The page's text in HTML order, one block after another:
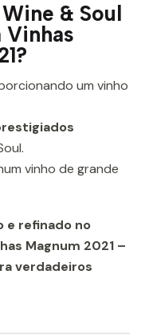
& Soul
Vinhas
um vinho
vinho de grande
e refinado no
Magnum 2021 –
verdadeiros